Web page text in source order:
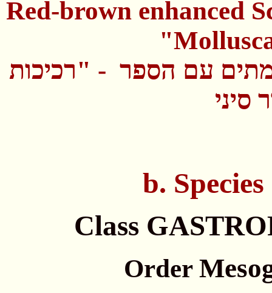
Red-brown enhanced
עם הספר - "רכיכות
סיני
b.
Order